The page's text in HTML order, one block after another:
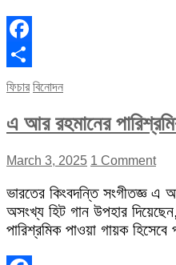
Facebook
Share
ফিচার বিনোদন
এ আর রহমানের
March 3, 2025 1 Comment
ভারতের কিংবদন্তি সংগীতজ্ঞ এ
অসংখ্য হিট গান উপহার
পারিশ্রমিক পাওয়া গায়ক